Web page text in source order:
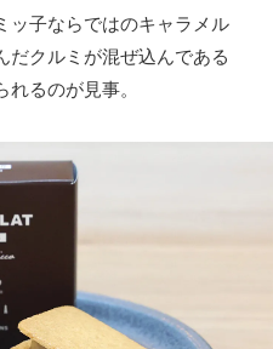
ッ子ならではのキャラメル
だクルミが混ぜ込んである
るのが見事。